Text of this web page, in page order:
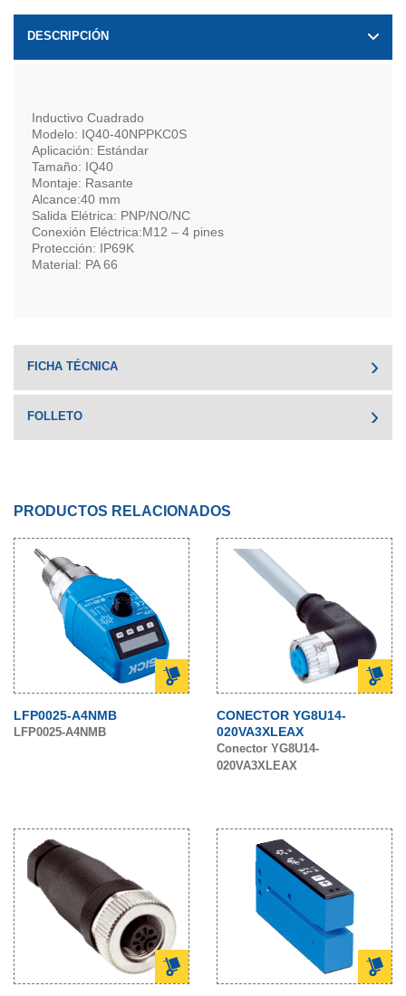
DESCRIPCIÓN
Inductivo Cuadrado
Modelo: IQ40-40NPPKC0S
Aplicación: Estándar
Tamaño: IQ40
Montaje: Rasante
Alcance:40 mm
Salida Elétrica: PNP/NO/NC
Conexión Eléctrica:M12 – 4 pines
Protección: IP69K
Material: PA 66
FICHA TÉCNICA
FOLLETO
PRODUCTOS RELACIONADOS
LFP0025-A4NMB
LFP0025-A4NMB
CONECTOR YG8U14-
020VA3XLEAX
Conector YG8U14-
020VA3XLEAX